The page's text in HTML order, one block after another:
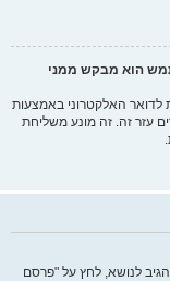
הוא מבקש ממני
לדואר האלקטרוני באמצעות
עזר זה. זה מונע משליחת
לנושא, לחץ על "פרסם